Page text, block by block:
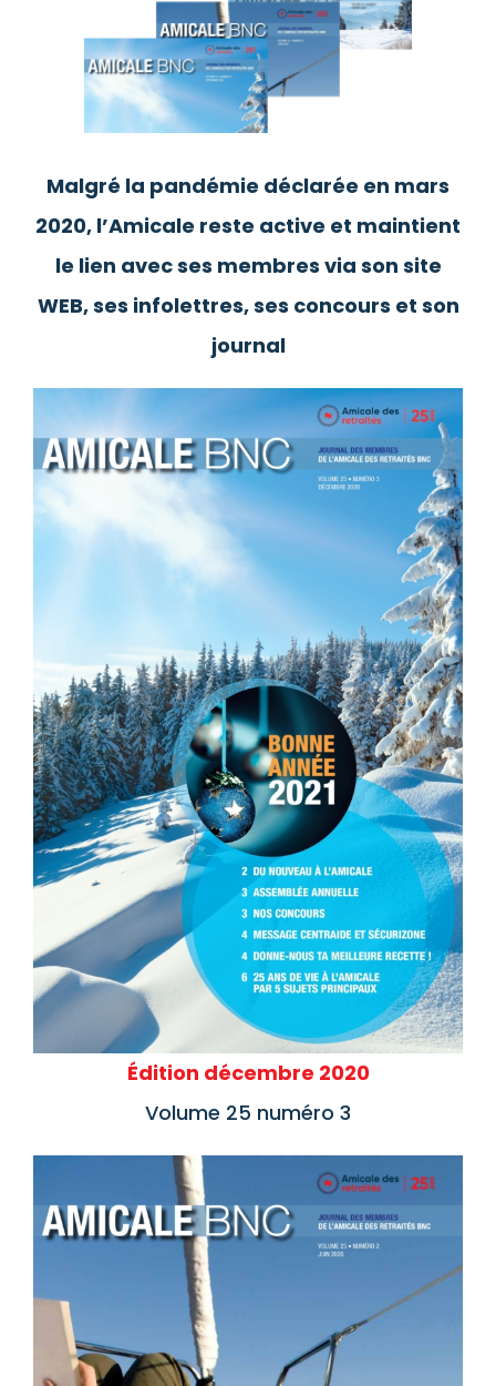
agrandie
Malgré la pandémie déclarée en mars
2020, l’Amicale reste active et maintient
le lien avec ses membres via son site
WEB, ses infolettres, ses concours et son
journal
Édition décembre 2020
Volume 25 numéro 3